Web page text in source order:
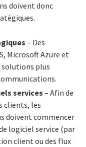
doivent donc
– Des
Microsoft Azure et
solutions plus
services – Afin de
clients, les
doivent commencer
logiciel service (par
client ou des flux